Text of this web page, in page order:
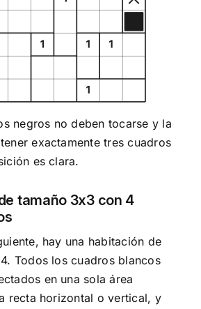
negros no deben tocarse y la
exactamente tres cuadros
es clara.
tamaño 3x3 con 4
hay una habitación de
Todos los cuadros blancos
en una sola área
recta horizontal o vertical, y